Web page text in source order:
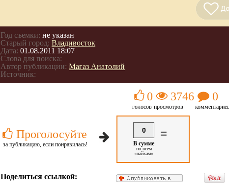
Год съемки: не указан
Старый город: Владивосток
Дата: 01.08.2011 18:07
Слова для поиска:
Автор публикации: Магаз Анатолий
Источник:
Проголосуйте
за публикацию, если понравилась!
0
голосов
3746
просмотров
0
0
В сумме
по всем
«лайкам»
=
Поделиться ссылкой: